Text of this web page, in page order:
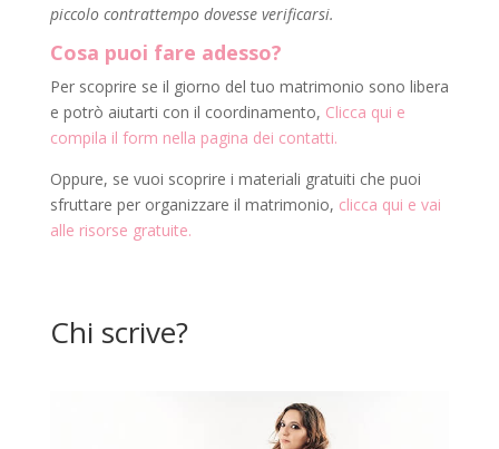
piccolo contrattempo dovesse verificarsi.
Cosa puoi fare adesso?
Per scoprire se il giorno del tuo matrimonio sono libera
e potrò aiutarti con il coordinamento, Clicca qui e
compila il form nella pagina dei contatti.
Oppure, se vuoi scoprire i materiali gratuiti che puoi
sfruttare per organizzare il matrimonio, clicca qui e vai
alle risorse gratuite.
Chi scrive?